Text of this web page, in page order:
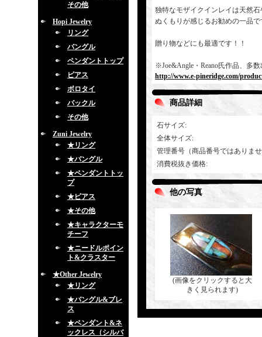
その他
Hopi Jewelry
リング
バングル
ペンダントトップ
ピアス
ボロタイ
バックル
その他
Zuni Jewelry
★リング
★バングル
★ペンダントトッ
プ
★ピアス
★その他
★キャラクターモ
チーフ
★ニードルポイン
ト&クラスター
★Other Jewelry
★リング
★バングル&ブレ
ス
★ペンダント&ネ
ックレス（シルバ
独特なモザイクインレイは天然
ぬくもりが感じるお勧めの一品で
贈り物などにも最適です！！
※Joe&Angle・Reano氏作品、多
http://www.e-pineridge.com/
商品詳細
石サイズ:
全体サイズ:
管理番号（商品番号ではありま
消費税抜き価格:
他の写真
(画像をクリックすると大
きく見られます)